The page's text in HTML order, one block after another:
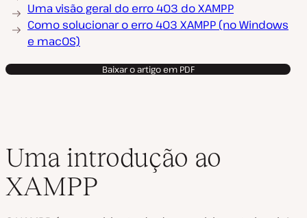
Uma visão geral do erro 403 do XAMPP
Como solucionar o erro 403 XAMPP (no Windows
e macOS)
Baixar o artigo em PDF
Uma introdução ao
XAMPP